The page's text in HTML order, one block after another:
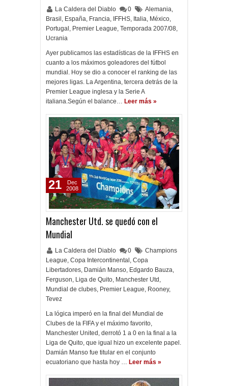
La Caldera del Diablo 0 Alemania,
Brasil , España, Francia, IFFHS, Italia, México,
Portugal , Premier League, Temporada 2007/08,
Ucrania
Ayer publicamos las estadísticas de la IFFHS en
cuanto a los máximos goleadores del fútbol
mundial. Hoy se dio a conocer el ranking de las
mejores ligas. La Argentina, tercera detrás de la
Premier League inglesa y la Serie A
italiana.Según el balance… Leer más »
Manchester Utd. se quedó con el
Mundial
La Caldera del Diablo 0
Champions
League, Copa Intercontinental , Copa
Libertadores, Damián Manso, Edgardo Bauza,
Ferguson, Liga de Quito, Manchester Utd ,
Mundial de clubes, Premier League, Rooney,
Tevez
La lógica imperó en la final del Mundial de
Clubes de la FIFA y el máximo favorito,
Manchester United, derrotó 1 a 0 en la final a la
Liga de Quito, que igual hizo un excelente papel.
Damián Manso fue titular en el conjunto
ecuatoriano que hasta hoy … Leer más »
21
Dec
2008